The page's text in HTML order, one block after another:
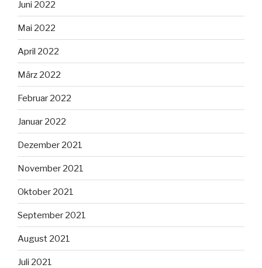
Juni 2022
Mai 2022
April 2022
März 2022
Februar 2022
Januar 2022
Dezember 2021
November 2021
Oktober 2021
September 2021
August 2021
Juli 2021